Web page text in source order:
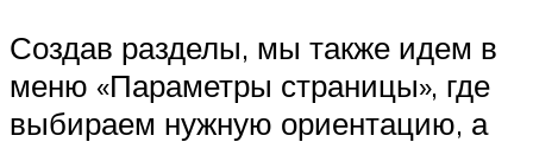
Создав разделы, мы также идем в
меню «Параметры страницы», где
выбираем нужную ориентацию, а